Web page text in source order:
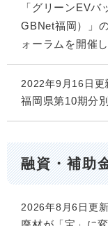
「グリーンEVバ
GBNet福岡）」
ォーラムを開催
2022年9月16日更
福岡県第10期分
融資・補助
2026年8月6日更新